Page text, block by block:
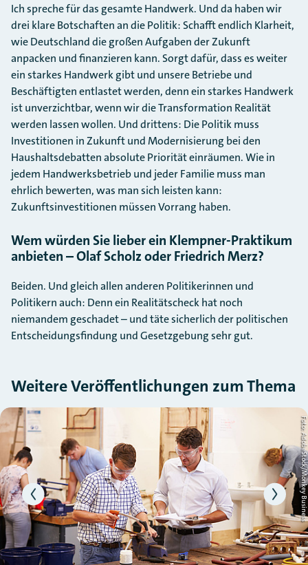
Ich spreche für das gesamte Handwerk. Und da haben wir
drei klare Botschaften an die Politik: Schafft endlich Klarheit,
wie Deutschland die großen Aufgaben der Zukunft
anpacken und finanzieren kann. Sorgt dafür, dass es weiter
ein starkes Handwerk gibt und unsere Betriebe und
Beschäftigten entlastet werden, denn ein starkes Handwerk
ist unverzichtbar, wenn wir die Transformation Realität
werden lassen wollen. Und drittens: Die Politik muss
Investitionen in Zukunft und Modernisierung bei den
Haushaltsdebatten absolute Priorität einräumen. Wie in
jedem Handwerksbetrieb und jeder Familie muss man
ehrlich bewerten, was man sich leisten kann:
Zukunftsinvestitionen müssen Vorrang haben.
Wem würden Sie lieber ein Klempner-Praktikum
anbieten – Olaf Scholz oder Friedrich Merz?
Beiden. Und gleich allen anderen Politikerinnen und
Politikern auch: Denn ein Realitätscheck hat noch
niemandem geschadet – und täte sicherlich der politischen
Entscheidungsfindung und Gesetzgebung sehr gut.
Weitere Veröffentlichungen zum Thema
Slider überspringen Foto: AdobeStock/Monkey Business